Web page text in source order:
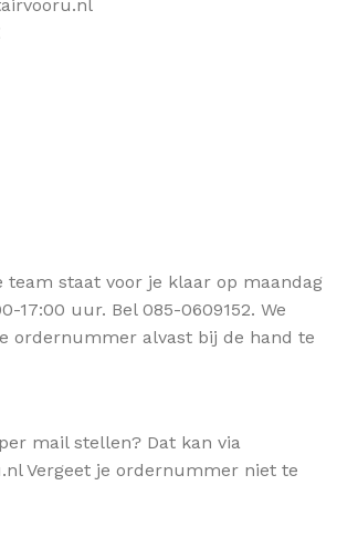
team staat voor je klaar op maandag
17:00 uur. Bel 085-0609152. We
ordernummer alvast bij de hand te
mail stellen? Dat kan via
Vergeet je ordernummer niet te